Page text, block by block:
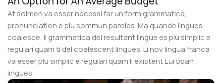
At solmen va esser necessi far uniform grammatica,
pronunciation e plu sommun paroles. Ma quande lingues
coalesce, li grammatica del resultant lingue es plu simplic e
regulari quam ti del coalescent lingues. Li nov lingua franca
va esser plu simplic e regulari quam li existent Europan
lingues.